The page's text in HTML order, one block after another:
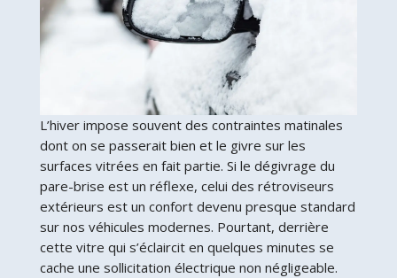
L’hiver impose souvent des contraintes matinales
dont on se passerait bien et le givre sur les
surfaces vitrées en fait partie. Si le dégivrage du
pare-brise est un réflexe, celui des rétroviseurs
extérieurs est un confort devenu presque standard
sur nos véhicules modernes. Pourtant, derrière
cette vitre qui s’éclaircit en quelques minutes se
cache une sollicitation électrique non négligeable.